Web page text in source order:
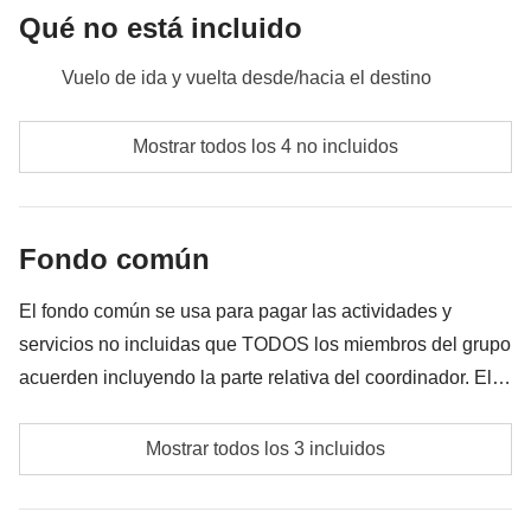
Qué no está incluido
Vuelo de ida y vuelta desde/hacia el destino
Comidas y bebidas donde no esté indicado
meter en la mochila
Todo lo que no se menciona en la sección "Qué está
Mostrar todos los 4 no incluidos
Fondo común
El fondo común se usa para pagar las actividades y
servicios no incluidas que TODOS los miembros del grupo
acuerden incluyendo la parte relativa del coordinador. El
rondará los 100€. En base a las exigencias del lugar, el
importe podrá variar y podría ser necesario incrementarlo,
en cualquier caso se devolverá el restante no utilizado.
Eventuales medios de transporte internos
Mostrar todos los 3 incluidos